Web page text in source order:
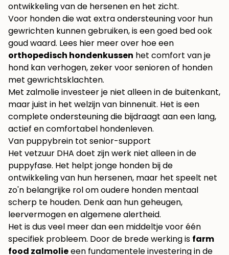
ontwikkeling van de hersenen en het zicht.
Voor honden die wat extra ondersteuning voor hun
gewrichten kunnen gebruiken, is een goed bed ook
goud waard. Lees hier meer over hoe een
orthopedisch hondenkussen het comfort van je
hond kan verhogen, zeker voor senioren of honden
met gewrichtsklachten.
Met zalmolie investeer je niet alleen in de buitenkant,
maar juist in het welzijn van binnenuit. Het is een
complete ondersteuning die bijdraagt aan een lang,
actief en comfortabel hondenleven.
Van puppybrein tot senior-support
Het vetzuur DHA doet zijn werk niet alleen in de
puppyfase. Het helpt jonge honden bij de
ontwikkeling van hun hersenen, maar het speelt net
zo'n belangrijke rol om oudere honden mentaal
scherp te houden. Denk aan hun geheugen,
leervermogen en algemene alertheid.
Het is dus veel meer dan een middeltje voor één
specifiek probleem. Door de brede werking is farm
food zalmolieeen fundamentele investering in de